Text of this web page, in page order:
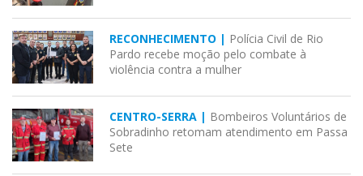
RECONHECIMENTO | Polícia Civil de Rio
Pardo recebe moção pelo combate à
violência contra a mulher
CENTRO-SERRA | Bombeiros Voluntários de
Sobradinho retomam atendimento em Passa
Sete